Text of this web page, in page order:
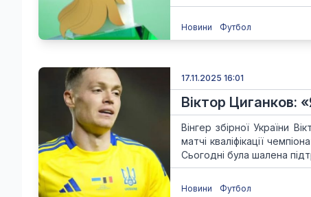
Новини Футбол
17.11.2025 16:01
Віктор Циганков:
Вінгер збірної України
матчі кваліфікації
Сьогодні була шалена
Новини Футбол